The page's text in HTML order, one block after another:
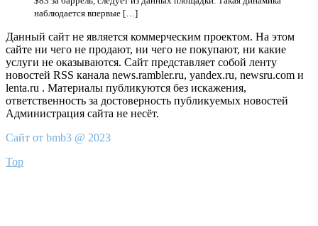
наблюдается впервые […]
Данный сайт не является коммерческим проектом. На этом
сайте ни чего не продают, ни чего не покупают, ни какие
услуги не оказываются. Сайт представляет собой ленту
новостей RSS канала news.rambler.ru, yandex.ru, newsru.com и
lenta.ru . Материалы публикуются без искажения,
ответственность за достоверность публикуемых новостей
Администрация сайта не несёт.
Сайт от bmb3 @ 2023
Top